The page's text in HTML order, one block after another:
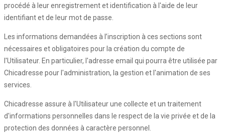
procédé à leur enregistrement et identification à l'aide de leur
identifiant et de leur mot de passe.
Les informations demandées à l’inscription à ces sections sont
nécessaires et obligatoires pour la création du compte de
l'Utilisateur. En particulier, l'adresse email qui pourra être utilisée par
Chicadresse pour l'administration, la gestion et l'animation de ses
services.
Chicadresse assure à l'Utilisateur une collecte et un traitement
d'informations personnelles dans le respect de la vie privée et de la
protection des données à caractère personnel.